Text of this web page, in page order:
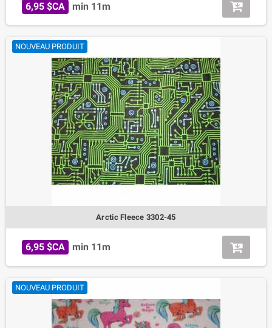
6,95 $CA min 11m
NOUVEAU PRODUIT
Arctic Fleece 3302-45
6,95 $CA min 11m
NOUVEAU PRODUIT